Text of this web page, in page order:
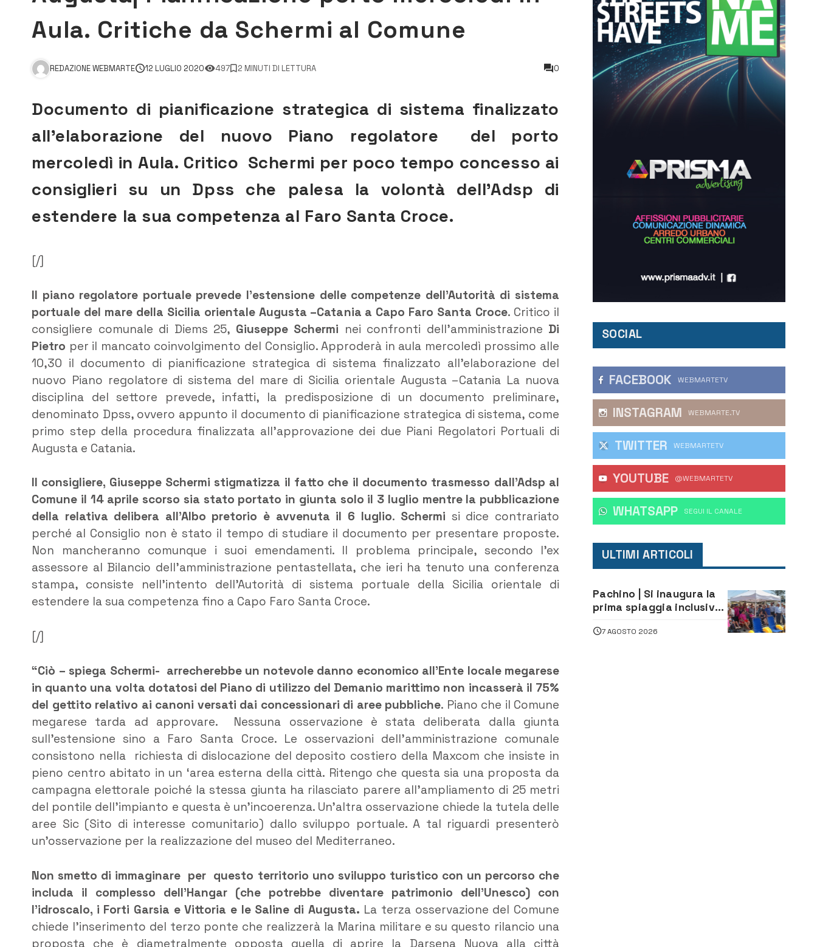
Aula. Critiche da Schermi al Comune
REDAZIONE WEBMARTE 12 LUGLIO 2020 497 2 MINUTI DI LETTURA 0
Documento di pianificazione strategica di sistema finalizzato
all’elaborazione del nuovo Piano regolatore del porto
mercoledì in Aula. Critico Schermi per poco tempo concesso ai
consiglieri su un Dpss che palesa la volontà dell’Adsp di
estendere la sua competenza al Faro Santa Croce.
[/]
Il piano regolatore portuale prevede l’estensione delle competenze dell’Autorità di sistema
portuale del mare della Sicilia orientale Augusta –Catania a Capo Faro Santa Croce. Critico il
consigliere comunale di Diems 25, Giuseppe Schermi nei confronti dell’amministrazione Di
Pietro per il mancato coinvolgimento del Consiglio. Approderà in aula mercoledì prossimo alle
10,30 il documento di pianificazione strategica di sistema finalizzato all’elaborazione del
nuovo Piano regolatore di sistema del mare di Sicilia orientale Augusta –Catania La nuova
disciplina del settore prevede, infatti, la predisposizione di un documento preliminare,
denominato Dpss, ovvero appunto il documento di pianificazione strategica di sistema, come
primo step della procedura finalizzata all’approvazione dei due Piani Regolatori Portuali di
Augusta e Catania.
Il consigliere, Giuseppe Schermi stigmatizza il fatto che il documento trasmesso dall’Adsp al
Comune il 14 aprile scorso sia stato portato in giunta solo il 3 luglio mentre la pubblicazione
della relativa delibera all’Albo pretorio è avvenuta il 6 luglio. Schermi si dice contrariato
perché al Consiglio non è stato il tempo di studiare il documento per presentare proposte.
Non mancheranno comunque i suoi emendamenti. Il problema principale, secondo l’ex
assessore al Bilancio dell’amministrazione pentastellata, che ieri ha tenuto una conferenza
stampa, consiste nell’intento dell’Autorità di sistema portuale della Sicilia orientale di
estendere la sua competenza fino a Capo Faro Santa Croce.
[/]
“Ciò – spiega Schermi- arrecherebbe un notevole danno economico all’Ente locale megarese
in quanto una volta dotatosi del Piano di utilizzo del Demanio marittimo non incasserà il 75%
del gettito relativo ai canoni versati dai concessionari di aree pubbliche. Piano che il Comune
megarese tarda ad approvare. Nessuna osservazione è stata deliberata dalla giunta
sull’estensione sino a Faro Santa Croce. Le osservazioni dell’amministrazione comunale
consistono nella richiesta di dislocazione del deposito costiero della Maxcom che insiste in
pieno centro abitato in un ‘area esterna della città. Ritengo che questa sia una proposta da
campagna elettorale poiché la stessa giunta ha rilasciato parere all’ampliamento di 25 metri
del pontile dell’impianto e questa è un’incoerenza. Un’altra osservazione chiede la tutela delle
aree Sic (Sito di interesse comunitario) dallo sviluppo portuale. A tal riguardi presenterò
un’osservazione per la realizzazione del museo del Mediterraneo.
Non smetto di immaginare per questo territorio uno sviluppo turistico con un percorso che
includa il complesso dell’Hangar (che potrebbe diventare patrimonio dell’Unesco) con
l’idroscalo, i Forti Garsia e Vittoria e le Saline di Augusta. La terza osservazione del Comune
chiede l’inserimento del terzo ponte che realizzerà la Marina militare e su questo rilancio una
proposta che è diametralmente opposta quella di aprire la Darsena Nuova alla città
SOCIAL
FACEBOOK WEBMARTETV
INSTAGRAM WEBMARTE.TV
TWITTER WEBMARTETV
YOUTUBE @WEBMARTETV
WHATSAPP ‎SEGUI IL CANALE
ULTIMI ARTICOLI
Pachino | Si inaugura la
prima spiaggia inclusiva
assistenza e prevenzione
7 AGOSTO 2026